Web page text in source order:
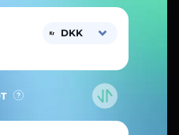
DKK